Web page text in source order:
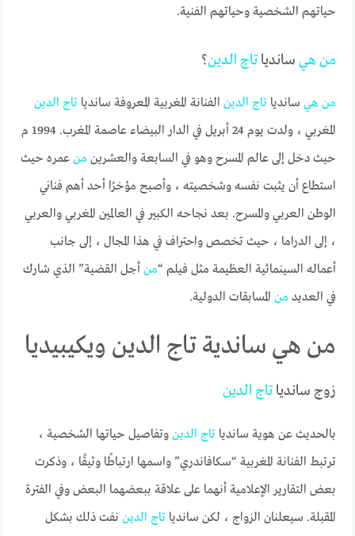
حياتهم الشخصية وحياتهم الفنية.
من هي ساندياتاج الدين؟
من هي ساندياتاج الدين الفنانة المغربية المعروفة ساندياتاج الدين
المغربي ، ولدت يوم 24 أبريل في الدار البيضاء عاصمة المغرب. 1994 م
حيث دخل إلى عالم المسرح وهو في السابعة والعشرين من عمره حيث
استطاع أن يثبت نفسه وشخصيته ، وأصبح مؤخرًا أحد أهم فناني
الوطن العربي والمسرح. بعد نجاحه الكبير في العالمين المغربي والعربي
، إلى الدراما ، حيث تخصص واحتراف في هذا المجال ، إلى جانب
أعماله السينمائية العظيمة مثل فيلم “من أجل القضية” الذي شارك
في العديد من المسابقات الدولية.
من هي ساندية تاج الدين ويكيبيديا
زوج ساندياتاج الدين
بالحديث عن هوية ساندياتاج الدين وتفاصيل حياتها الشخصية ،
ترتبط الفنانة المغربية “سكافاندري” واسمها ارتباطًا وثيقًا ، وذكرت
بعض التقارير الإعلامية أنهما على علاقة ببعضهما البعض وفي الفترة
المقبلة. سيعلنان الزواج ، لكن ساندياتاج الدين نفت ذلك بشكل